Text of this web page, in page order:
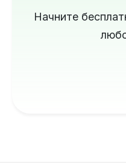
Начните